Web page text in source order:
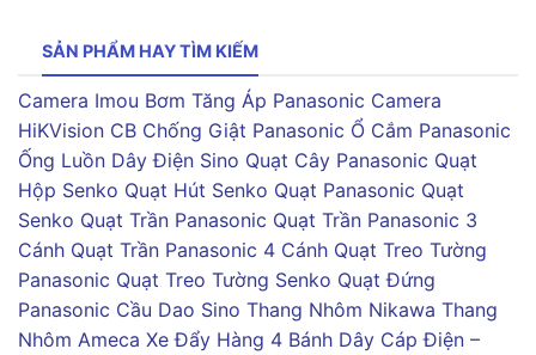
SẢN PHẨM HAY TÌM KIẾM
Camera Imou Bơm Tăng Áp Panasonic Camera
HiKVision CB Chống Giật Panasonic Ổ Cắm Panasonic
Ống Luồn Dây Điện Sino Quạt Cây Panasonic Quạt
Hộp Senko Quạt Hút Senko Quạt Panasonic Quạt
Senko Quạt Trần Panasonic Quạt Trần Panasonic 3
Cánh Quạt Trần Panasonic 4 Cánh Quạt Treo Tường
Panasonic Quạt Treo Tường Senko Quạt Đứng
Panasonic Cầu Dao Sino Thang Nhôm Nikawa Thang
Nhôm Ameca Xe Đẩy Hàng 4 Bánh Dây Cáp Điện –